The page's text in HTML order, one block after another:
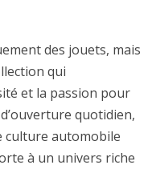
des jouets, mais
qui
et la passion pour
quotidien,
culture automobile
à un univers riche